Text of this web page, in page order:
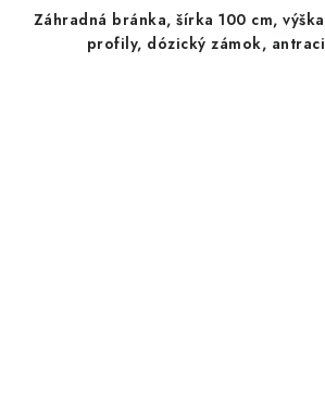
Záhradná bránka, šírka 100 cm,
profily, dózický zámok,